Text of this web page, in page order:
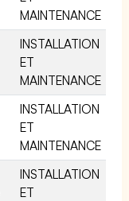
MAINTENANCE
INSTALLATION
ET
MAINTENANCE
INSTALLATION
ET
MAINTENANCE
INSTALLATION
ET